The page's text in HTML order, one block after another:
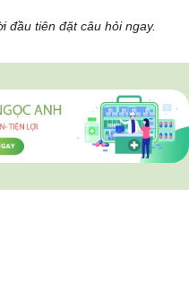
đầu tiên đặt câu hỏi ngay.